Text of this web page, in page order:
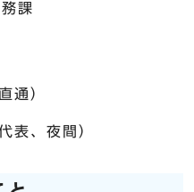
課
通）
、夜間）